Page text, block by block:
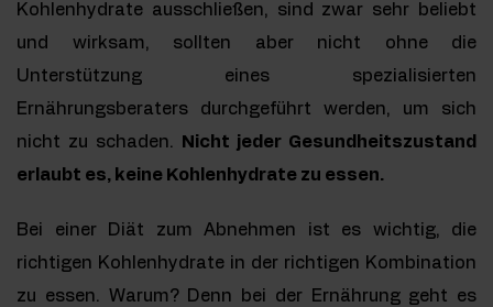
Kohlenhydrate ausschließen, sind zwar sehr beliebt
und wirksam, sollten aber nicht ohne die
Unterstützung eines spezialisierten
Ernährungsberaters durchgeführt werden, um sich
nicht zu schaden.
Nicht jeder Gesundheitszustand
erlaubt es, keine Kohlenhydrate zu essen.
Bei einer Diät zum Abnehmen ist es wichtig, die
richtigen Kohlenhydrate in der richtigen Kombination
zu essen. Warum? Denn bei der Ernährung geht es